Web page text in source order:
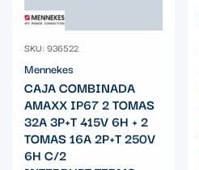
SKU: 936522
Mennekes
CAJA COMBINADA
AMAXX IP67 2 TOMAS
32A 3P+T 415V 6H + 2
TOMAS 16A 2P+T 250V
6H C/2